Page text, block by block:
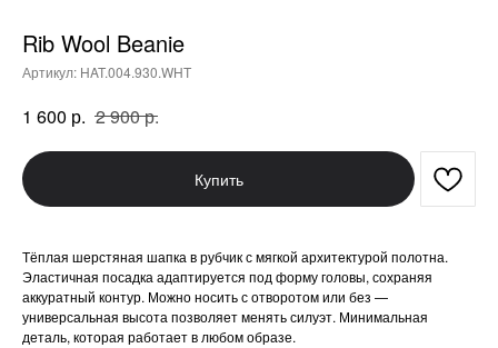
Rib Wool Beanie
Артикул: HAT.004.930.WHT
1 600 р. 2 900р.
Купить
Тёплая шерстяная шапка в рубчик с мягкой архитектурой полотна.
Эластичная посадка адаптируется под форму головы, сохраняя
аккуратный контур. Можно носить с отворотом или без —
универсальная высота позволяет менять силуэт. Минимальная
деталь, которая работает в любом образе.